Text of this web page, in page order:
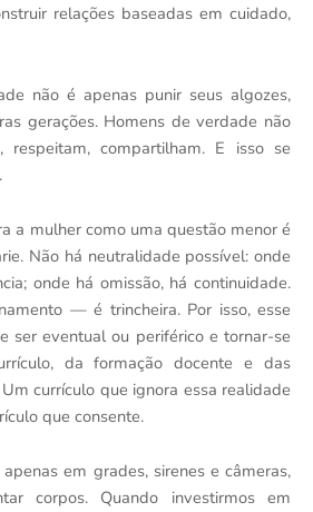
relações baseadas em cuidado,
não é apenas punir seus algozes,
gerações. Homens de verdade não
compartilham. E isso se
a mulher como uma questão menor é
Não há neutralidade possível: onde
onde há omissão, há continuidade.
— é trincheira. Por isso, esse
ser eventual ou periférico e tornar-se
da formação docente e das
currículo que ignora essa realidade
que consente.
em grades, sirenes e câmeras,
corpos. Quando investirmos em